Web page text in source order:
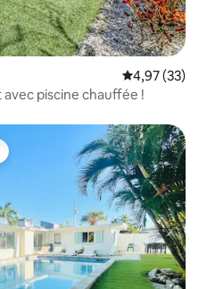
Évaluation
4,97 (33)
piscine chauffée !
plus appréciés